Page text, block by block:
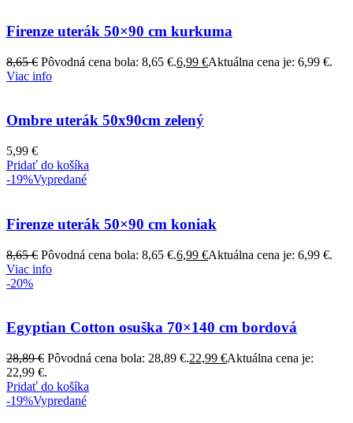
Firenze uterák 50×90 cm kurkuma
8,65€ Pôvodná cena bola: 8,65 €.6,99 €Aktuálna cena je: 6,99 €.
Viac info
Ombre uterák 50x90cm zelený
5,99 €
Pridať do košíka
-19%Vypredané
Firenze uterák 50×90 cm koniak
8,65€ Pôvodná cena bola: 8,65 €.6,99 €Aktuálna cena je: 6,99 €.
Viac info
-20%
Egyptian Cotton osuška 70×140 cm bordová
28,89€ Pôvodná cena bola: 28,89 €.22,99 €Aktuálna cena je:
22,99 €.
Pridať do košíka
-19%Vypredané